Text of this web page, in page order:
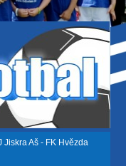
Jiskra Aš - FK Hvězda